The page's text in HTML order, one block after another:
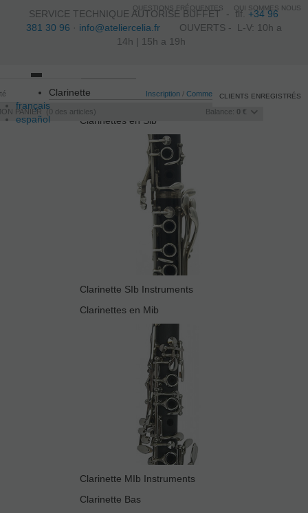
SERVICE TECHNIQUE AUTORISE BUFFET - tlf. +34 96
381 30 96 · info@ateliercelia.frOUVERTS - L-V: 10h a
14h | 15h a 19h
français
español
Inscription / Commencer la session
PANIER 0 des articles Balance: 0 €
CLIENTS ENREGISTRÉS
navigation
Clarinette
Clarinettes en Sib
Clarinette SIb Instruments
Clarinettes en Mib
Clarinette MIb Instruments
Clarinette Bas
QUESTIONS FRÉQUENTES QUI SOMMES NOUS